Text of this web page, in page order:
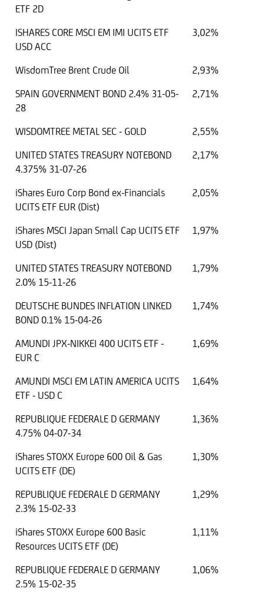
ETF 2D
ISHARES CORE MSCI EM IMI UCITS ETF
USD ACC
3,02%
WisdomTree Brent Crude Oil
2,93%
SPAIN GOVERNMENT BOND 2.4% 31-05-
28
2,71%
WISDOMTREE METAL SEC - GOLD
2,55%
UNITED STATES TREASURY NOTEBOND
4.375% 31-07-26
2,17%
iShares Euro Corp Bond ex-Financials
UCITS ETF EUR (Dist)
2,05%
iShares MSCI Japan Small Cap UCITS ETF
USD (Dist)
1,97%
UNITED STATES TREASURY NOTEBOND
2.0% 15-11-26
1,79%
DEUTSCHE BUNDES INFLATION LINKED
BOND 0.1% 15-04-26
1,74%
AMUNDI JPX-NIKKEI 400 UCITS ETF -
EUR C
1,69%
AMUNDI MSCI EM LATIN AMERICA UCITS
ETF - USD C
1,64%
REPUBLIQUE FEDERALE D GERMANY
4.75% 04-07-34
1,36%
iShares STOXX Europe 600 Oil & Gas
UCITS ETF (DE)
1,30%
REPUBLIQUE FEDERALE D GERMANY
2.3% 15-02-33
1,29%
iShares STOXX Europe 600 Basic
Resources UCITS ETF (DE)
1,11%
REPUBLIQUE FEDERALE D GERMANY
2.5% 15-02-35
1,06%